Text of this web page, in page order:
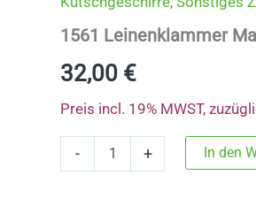
1561 Leinenklammer
32,00 €
Preis incl. 19% MWST,
-
Leinenklammer + In den